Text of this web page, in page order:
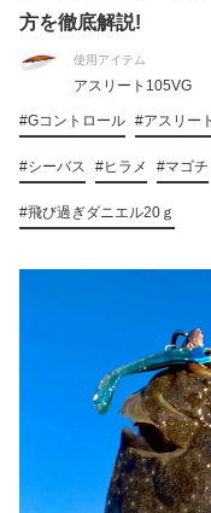
方を徹底解説!
使用アイテム
アスリート105VG
#Gコントロール #アスリー
#シーバス #ヒラメ #マゴチ
#飛び過ぎダニエル20ｇ